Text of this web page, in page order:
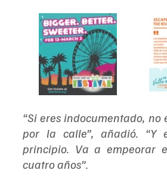
“Si eres indocumentado, no
por la calle”, añadió. “Y
principio. Va a empeorar
cuatro años”.